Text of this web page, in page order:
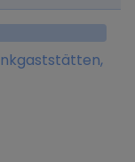
von